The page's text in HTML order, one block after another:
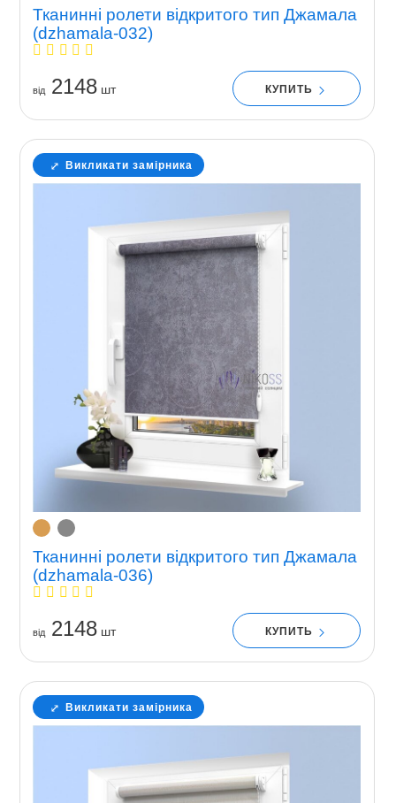
Тканинні ролети відкритого тип Джамала
(dzhamala-032)
вiд2148шт КУПИТЬ
Викликати замірника
Тканинні ролети відкритого тип Джамала
(dzhamala-036)
вiд2148шт КУПИТЬ
Викликати замірника